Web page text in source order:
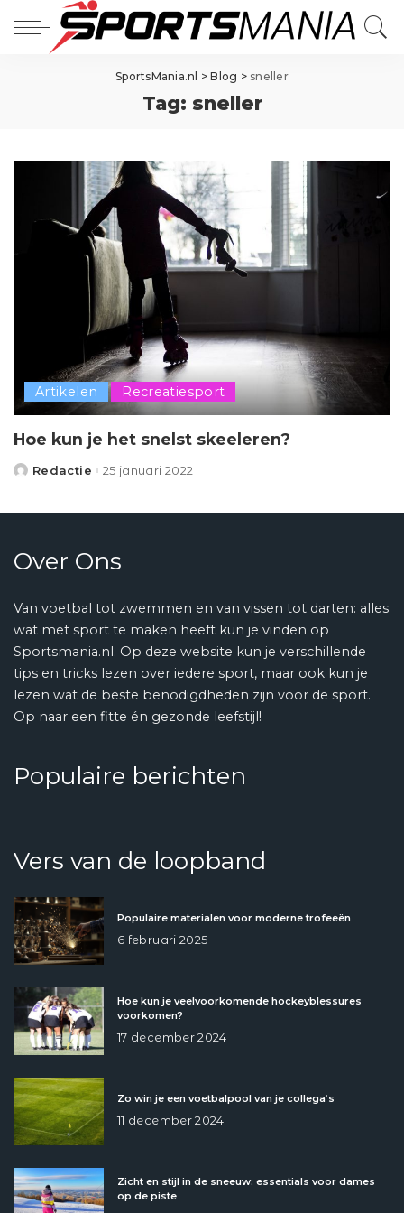
SportsMania.nl >Blog > sneller
Tag: sneller
Artikelen Recreatiesport
Hoe kun je het snelst skeeleren?
Posted
Redactie 25 januari 2022
Over Ons
Van voetbal tot zwemmen en van vissen tot darten: alles
wat met sport te maken heeft kun je vinden op
Sportsmania.nl. Op deze website kun je verschillende
tips en tricks lezen over iedere sport, maar ook kun je
lezen wat de beste benodigdheden zijn voor de sport.
Op naar een fitte én gezonde leefstijl!
Populaire berichten
Vers van de loopband
Populaire materialen voor moderne trofeeën
6 februari 2025
Hoe kun je veelvoorkomende hockeyblessures
voorkomen?
17 december 2024
Zo win je een voetbalpool van je collega’s
11 december 2024
Zicht en stijl in de sneeuw: essentials voor dames
op de piste